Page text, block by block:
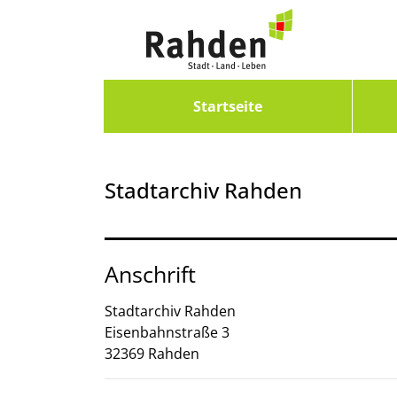
Startseite
Stadtarchiv Rahden
Anschrift
Stadtarchiv Rahden
Eisenbahnstraße3
32369 Rahden